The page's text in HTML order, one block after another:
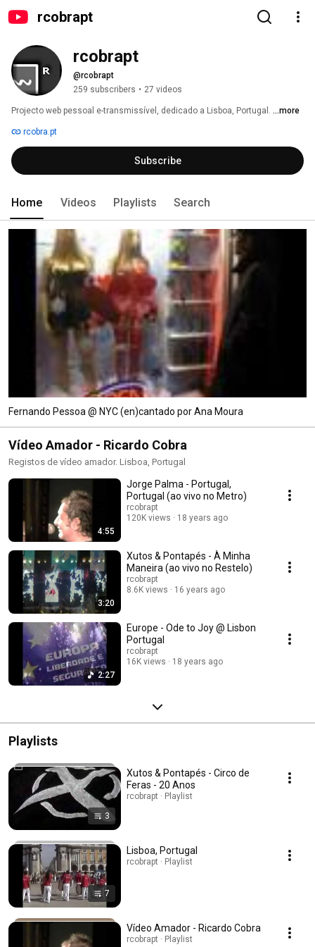
rcobrapt
rcobrapt
@rcobrapt
259 subscribers • 27 videos
Projecto web pessoal e-transmissível, dedicado a Lisboa, Portugal. ...more
rcobra.pt
Subscribe
Home Videos Playlists Search
Fernando Pessoa @ NYC (en)cantado por Ana Moura
Vídeo Amador - Ricardo Cobra
Registos de vídeo amador. Lisboa, Portugal
4:55
Jorge Palma - Portugal,
Portugal (ao vivo no Metro)
rcobrapt
120K views
18 years ago
3:20
Xutos & Pontapés - À Minha
Maneira (ao vivo no Restelo)
rcobrapt
8.6K views
16 years ago
2:27
Europe - Ode to Joy @ Lisbon
Portugal
rcobrapt
16K views
18 years ago
Playlists
3
Xutos & Pontapés - Circo de
Feras - 20 Anos
rcobrapt · Playlist
7
Lisboa, Portugal
rcobrapt · Playlist
Vídeo Amador - Ricardo Cobra
rcobrapt · Playlist